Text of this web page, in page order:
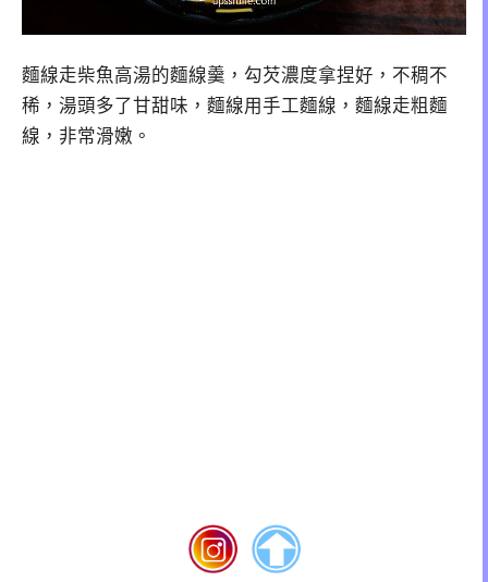
麵線走柴魚高湯的麵線羹，勾芡濃度拿捏好，不稠不
稀，湯頭多了甘甜味，麵線用手工麵線，麵線走粗麵
線，非常滑嫩。